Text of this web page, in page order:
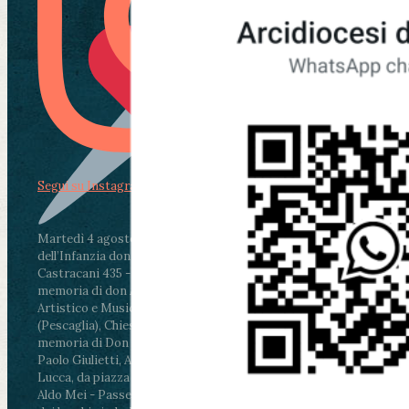
Martedì 4 agosto2026
ore 11:30 - Lucca, Scuola
dell’Infanzia don Aldo Mei - Viale Castruccio
Castracani 435 - Inaugurazione murales in
memoria di don Aldo Mei curato dal Liceo
Artistico e Musicale “Passaglia”
ore 18 - Fiano
(Pescaglia), Chiesa parrocchiale - Messa in
memoria di Don Aldo Mei celebrata da mons.
Paolo Giulietti, Arcivescovo di Lucca
ore 20.30 -
Lucca, da piazza San Michele al Cippo di don
Aldo Mei - Passeggiata della Memoria in alcuni
Segui su Instagram